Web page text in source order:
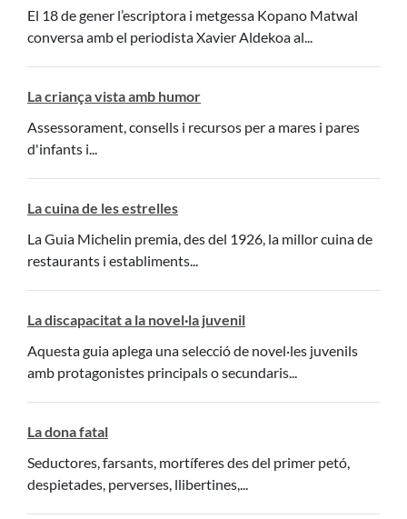
El 18 de gener l’escriptora i metgessa Kopano Matwal
conversa amb el periodista Xavier Aldekoa al...
La criança vista amb humor
Assessorament, consells i recursos per a mares i pares
d'infants i...
La cuina de les estrelles
La Guia Michelin premia, des del 1926, la millor cuina de
restaurants i establiments...
La discapacitat a la novel·la juvenil
Aquesta guia aplega una selecció de novel·les juvenils
amb protagonistes principals o secundaris...
La dona fatal
Seductores, farsants, mortíferes des del primer petó,
despietades, perverses, llibertines,...